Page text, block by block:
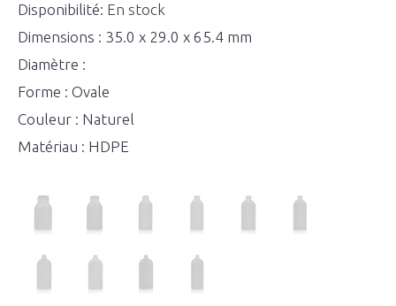
Disponibilité: En stock
Dimensions : 35.0 x 29.0 x 65.4 mm
Diamètre :
Forme : Ovale
Couleur : Naturel
Matériau : HDPE